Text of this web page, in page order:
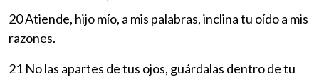
20 Atiende, hijo mío, a mis palabras, inclina tu oído a mis
razones.
21 No las apartes de tus ojos, guárdalas dentro de tu